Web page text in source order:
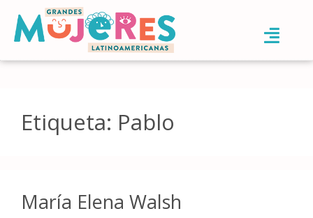
Etiqueta: Pablo
María Elena Walsh